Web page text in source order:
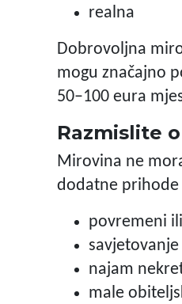
realna
Dobrovoljna
mogu značajno
50–100 eura
Razmislite
Mirovina ne
dodatne prihode
povremeni
najam
male